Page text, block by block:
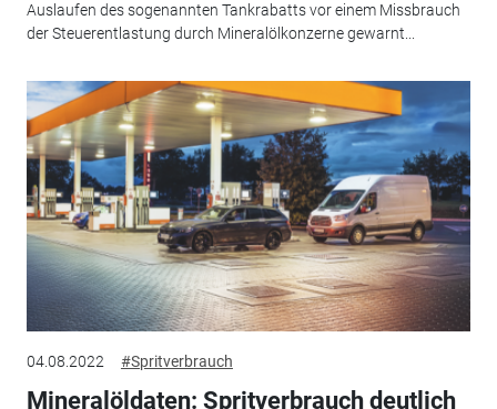
Auslaufen des sogenannten Tankrabatts vor einem Missbrauch
der Steuerentlastung durch Mineralölkonzerne gewarnt...
04.08.2022 #Spritverbrauch
Mineralöldaten: Spritverbrauch deutlich